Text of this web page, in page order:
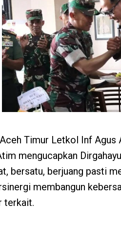
Timur Letkol Inf Agus
mengucapkan
bersatu, berjuang pasti
membangun
terkait.